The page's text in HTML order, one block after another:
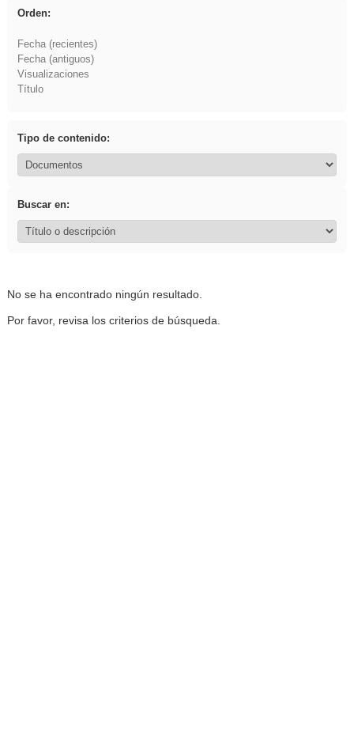
Orden:
Fecha (recientes)
Fecha (antiguos)
Visualizaciones
Título
Tipo de contenido:
Buscar en:
No se ha encontrado ningún resultado.
Por favor, revisa los criterios de búsqueda.